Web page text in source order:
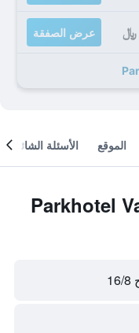
عرض الصفقة
الموقع الأسئلة الشائعة
8